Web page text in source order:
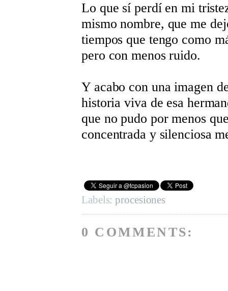
Lo que sí perdí en mi
mismo nombre, que me
tiempos que tengo como
pero con menos ruido.
Y acabo con una imagen
historia viva de esa
que no pudo por menos
concentrada y silenciosa
Labels:procesiones
0 COMMENTS: